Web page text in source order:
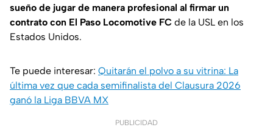
sueño de jugar de manera profesional al firmar un
contrato con El Paso Locomotive FC de la USL en los
Estados Unidos.
Te puede interesar: Quitarán el polvo a su vitrina: La
última vez que cada semifinalista del Clausura 2026
ganó la Liga BBVA MX
PUBLICIDAD